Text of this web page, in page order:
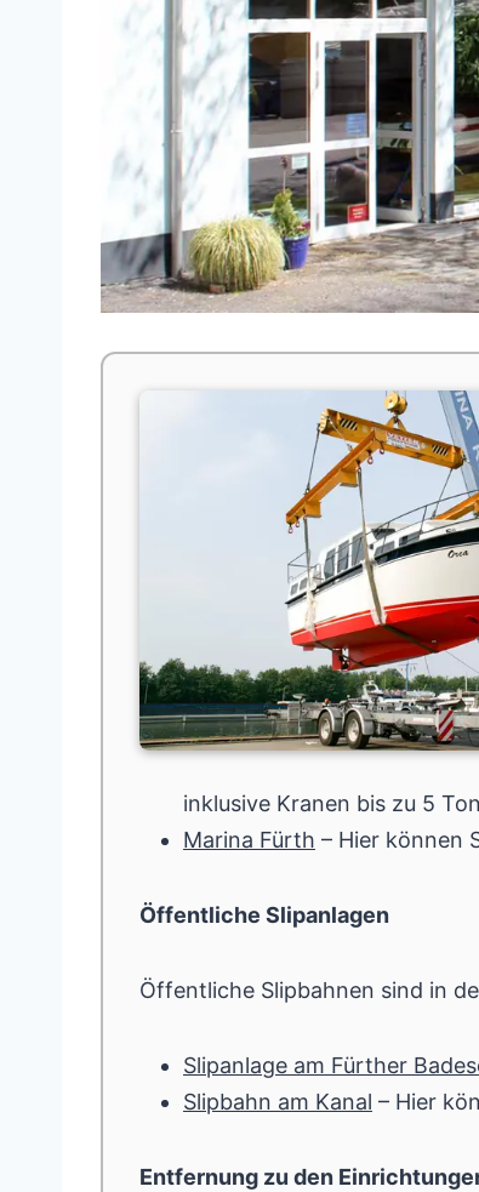
inklusive Kranen bis zu 5
Marina Fürth – Hier können
Öffentliche Slipanlagen
Öffentliche Slipbahnen sind in
Slipanlage am Fürther
Slipbahn am Kanal – Hier
Entfernung zu den